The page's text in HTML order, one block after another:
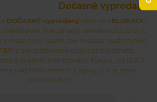
Dočasně vyprodaný
DOČASNĚ vyprodaný nebo je v BLOKACI z
Pokud tedy nemáte toto zboží u
a máte o něj zájem, tak můžete využít funkci
PES" a po opětovném naskladnění tohoto
e-mailem informování. Funkci ,,HLÍDACÍ
pod tímto textem a její využití je zcela
NEZÁVAZNÉ!